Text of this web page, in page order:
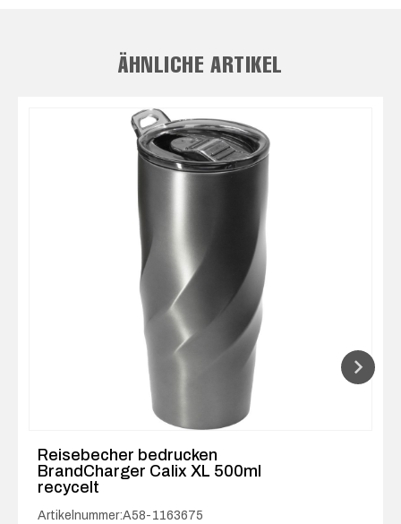
ÄHNLICHE ARTIKEL
Reisebecher bedrucken
BrandCharger Calix XL 500ml
recycelt
Artikelnummer:A58-1163675